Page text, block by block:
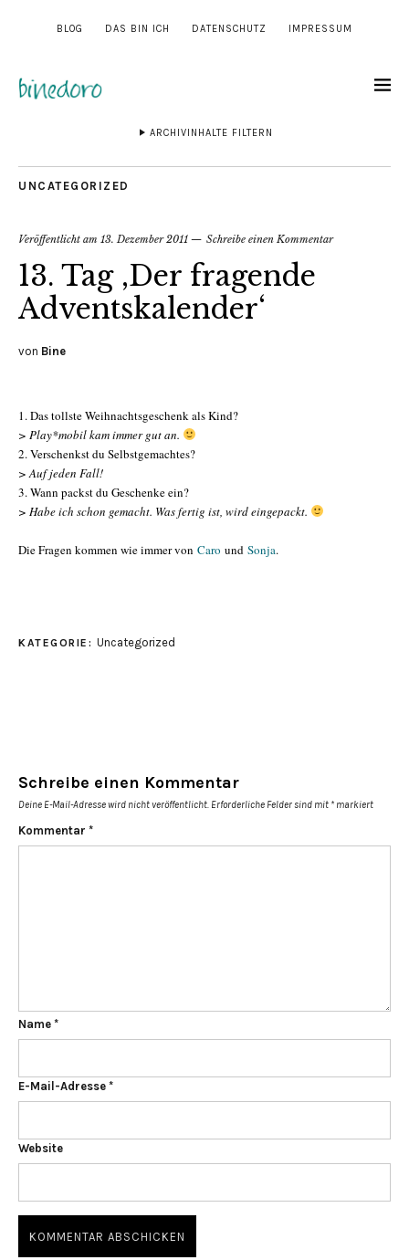
BLOG DAS BIN ICH DATENSCHUTZ IMPRESSUM
ARCHIVINHALTE FILTERN
UNCATEGORIZED
Veröffentlicht am 13. Dezember 2011 Schreibe einen Kommentar
13. Tag ‚Der fragende
Adventskalender‘
von Bine
1. Das tollste Weihnachtsgeschenk als Kind?
> Play*mobil kam immer gut an.
2. Verschenkst du Selbstgemachtes?
> Auf jeden Fall!
3. Wann packst du Geschenke ein?
> Habe ich schon gemacht. Was fertig ist, wird eingepackt.
Die Fragen kommen wie immer von Caro und Sonja.
KATEGORIE: Uncategorized
Schreibe einen Kommentar
Deine E-Mail-Adresse wird nicht veröffentlicht. Erforderliche Felder sind mit * markiert
Kommentar *
Name *
E-Mail-Adresse *
Website